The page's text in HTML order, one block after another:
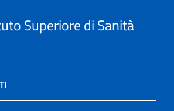
Superiore di Sanità